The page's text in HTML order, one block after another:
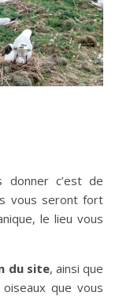
c’est de
vous seront fort
le lieu vous
du site, ainsi que
que vous